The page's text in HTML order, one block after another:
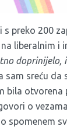
preko 200
liberalnim i
doprinijelo,
sam sreću da
bila
o
spomenem